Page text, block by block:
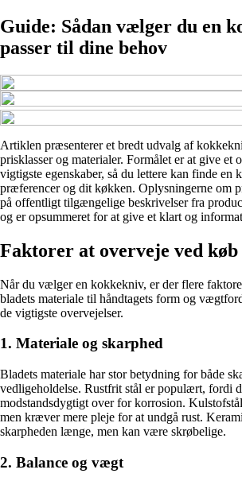
Guide: Sådan vælger du en
passer til dine behov
Artiklen præsenterer et bredt udvalg af
prisklasser og materialer. Formålet er at give et
vigtigste egenskaber, så du lettere kan finde en
præferencer og dit køkken. Oplysningerne om
på offentligt tilgængelige beskrivelser fra
og er opsummeret for at give et klart og
Faktorer at overveje ved
Når du vælger en kokkekniv, er der flere
bladets materiale til håndtagets form og
de vigtigste overvejelser.
1. Materiale og skarphed
Bladets materiale har stor betydning for både
vedligeholdelse. Rustfrit stål er populært, fordi
modstandsdygtigt over for korrosion.
men kræver mere pleje for at undgå rust.
skarpheden længe, men kan være skrøbelige.
2. Balance og vægt